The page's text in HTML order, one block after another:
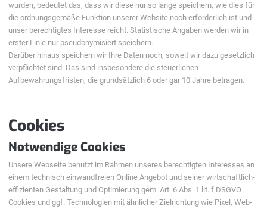
wurden, bedeutet das, dass wir diese nur so lange speichern, wie dies für
die ordnungsgemäße Funktion unserer Website noch erforderlich ist und
unser berechtigtes Interesse reicht. Statistische Angaben werden wir in
erster Linie nur pseudonymisiert speichern.
Darüber hinaus speichern wir Ihre Daten noch, soweit wir dazu gesetzlich
verpflichtet sind. Das sind insbesondere die steuerlichen
Aufbewahrungsfristen, die grundsätzlich 6 oder gar 10 Jahre betragen.
Cookies
Notwendige Cookies
Unsere Webseite benutzt im Rahmen unseres berechtigten Interesses an
einem technisch einwandfreien Online Angebot und seiner wirtschaftlich-
effizienten Gestaltung und Optimierung gem. Art. 6 Abs. 1 lit. f DSGVO
Cookies und ggf. Technologien mit ähnlicher Zielrichtung wie Pixel, Web-